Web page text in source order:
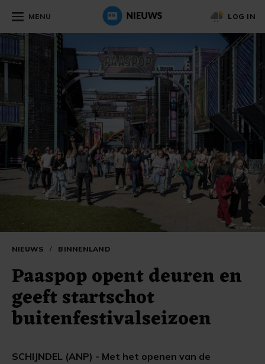
MENU LOG IN
NIEUWS / BINNENLAND
Paaspop opent deuren en
geeft startschot
buitenfestivalseizoen
SCHIJNDEL (ANP) - Met het openen van de